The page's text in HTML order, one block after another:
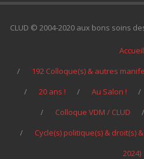
CLUD © 2004-2020 aux bons soins
Accueil
192 Colloque(s) & autres
20 ans !
Au Salon !
Colloque VDM / CLUD
Cycle(s) politique(s) & droit(s)
2024)